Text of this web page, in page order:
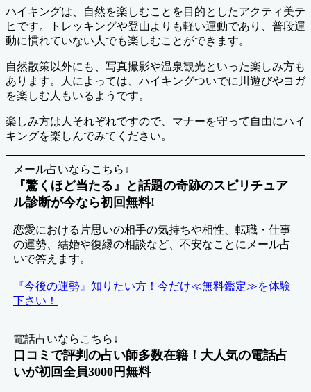
ハイキングは、自然を楽しむことを目的としたアクティ美テ
ヒです。トレッキングや登山よりも軽い運動であり、普段運
動に慣れていない人でも楽しむことができます。
自然散策以外にも、写真撮影や温泉観光といった楽しみ方も
あります。人によっては、ハイキングついでに川遊びやヨガ
を楽しむ人もいるようです。
楽しみ方は人それぞれですので、マナーを守って自由にハイ
キングを楽しんでみてください。
メール占いならこちら↓
『驚くほど当たる』と話題の奇跡のスピリチュア
ル診断が今なら初回無料!
恋愛における片思いの相手の気持ちや相性、転職・仕事
の運勢、結婚や復縁の相談など、不安なことにメール占
いで答えます。
『今後の運勢』知りたい方！今だけ≪無料鑑定≫を体験
下さい！
電話占いならこちら↓
口コミで評判の占い師多数在籍！大人気の電話占
いが初回全員3000円無料